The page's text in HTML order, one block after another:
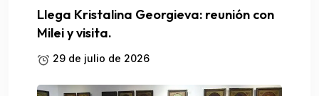
Llega Kristalina Georgieva: reunión con
Milei y visita.
29 de julio de 2026